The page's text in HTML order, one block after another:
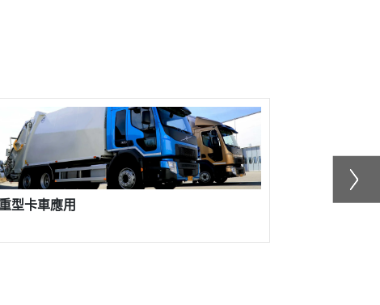
融程協助客戶實現人機介面 (HMI) 部署現代化